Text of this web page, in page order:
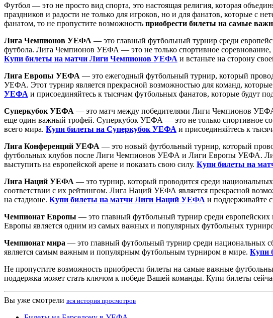
Футбол — это не просто вид спорта, это настоящая религия, которая
праздников и радости не только для игроков, но и для фанатов, которые с
фанатом, то не пропустите возможность приобрести билеты на самые
Лига Чемпионов УЕФА — это главный футбольный турнир среди
футбола. Лига Чемпионов УЕФА — это не только спортивное
Купи билеты на матчи Лиги Чемпионов УЕФА и встаньте на сторону
Лига Европы УЕФА — это ежегодный футбольный турнир, который
УЕФА. Этот турнир является прекрасной возможностью для команд,
УЕФА и присоединяйтесь к тысячам футбольных фанатов, которые будут
Суперкубок УЕФА — это матч между победителями Лиги Чемпионов
еще один важный трофей. Суперкубок УЕФА — это не только спортивное
всего мира. Купи билеты на Суперкубок УЕФА и присоединяйтесь к
Лига Конференций УЕФА — это новый футбольный турнир, который
футбольных клубов после Лиги Чемпионов УЕФА и Лиги Европы УЕФА.
выступить на европейской арене и показать свою силу. Купи билеты на
Лига Наций УЕФА — это турнир, который проводится среди
соответствии с их рейтингом. Лига Наций УЕФА является прекрасной
на стадионе. Купи билеты на матчи Лиги Наций УЕФА и поддерживайте
Чемпионат Европы — это главный футбольный турнир среди
Европы является одним из самых важных и популярных футбольных
Чемпионат мира — это главный футбольный турнир среди национальных
является самым важным и популярным футбольным турниром в мире. Купи
Не пропустите возможность приобрести билеты на самые важные
поддержка может стать ключом к победе Вашей команды. Купи билеты
Вы уже смотрели вся история просмотров